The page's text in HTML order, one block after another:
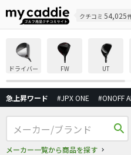
クチコミ 54,025
ドライバー FW UT
急上昇ワード #JPX ONE #ONOFF
search
メーカー一覧から商品を探す